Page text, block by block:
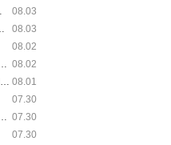
08.03
08.03
08.02
08.02
08.01
07.30
07.30
07.30